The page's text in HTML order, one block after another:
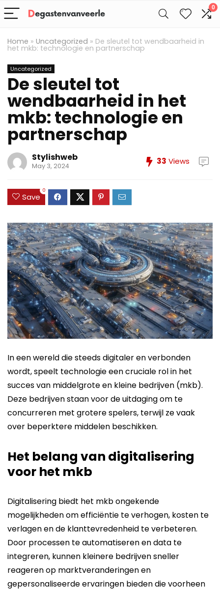
0
Home » Uncategorized » De sleutel tot wendbaarheid in
het mkb: technologie en partnerschap
Uncategorized
De sleutel tot
wendbaarheid in het
mkb: technologie en
partnerschap
Stylishweb
May 3, 2024 33 Views
Save
0
In een wereld die steeds digitaler en verbonden
wordt, speelt technologie een cruciale rol in het
succes van middelgrote en kleine bedrijven (mkb).
Deze bedrijven staan voor de uitdaging om te
concurreren met grotere spelers, terwijl ze vaak
over beperktere middelen beschikken.
Het belang van digitalisering
voor het mkb
Digitalisering biedt het mkb ongekende
mogelijkheden om efficiëntie te verhogen, kosten te
verlagen en de klanttevredenheid te verbeteren.
Door processen te automatiseren en data te
integreren, kunnen kleinere bedrijven sneller
reageren op marktveranderingen en
gepersonaliseerde ervaringen bieden die voorheen